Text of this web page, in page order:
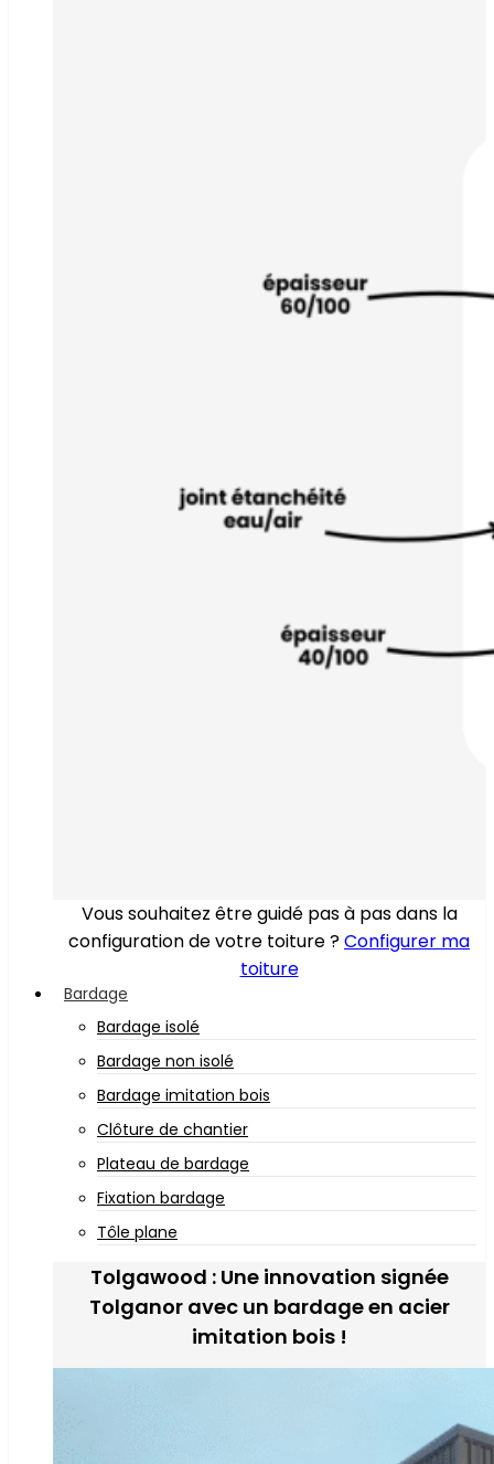
Vous souhaitez être guidé pas à pas dans la
configuration de votre toiture ?Configurer ma
toiture
Bardage
Bardage isolé
Bardage non isolé
Bardage imitation bois
Clôture de chantier
Plateau de bardage
Fixation bardage
Tôle plane
Tolgawood : Une innovation signée
Tolganor avec un bardage en acier
imitation bois !